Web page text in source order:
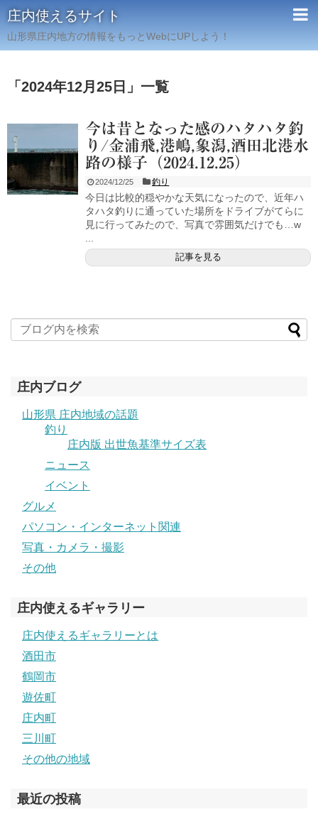
庄内使えるサイト
山形県庄内地方の情報をもっとWebにUPしよう！
「 2024年12月25日 」 一覧
今は昔となった感のハタハタ釣
り/金浦飛,港嶋,象潟,酒田北港水
路の様子（2024.12.25）
2024/12/25 釣り
今日は比較的穏やかな天気になったので、近年ハ
タハタ釣りに通っていた場所をドライブがてらに
見に行ってみたので、写真で雰囲気だけでも…w
記事を見る
庄内ブログ
山形県 庄内地域の話題
釣り
庄内版 出世魚基準サイズ表
ニュース
イベント
グルメ
パソコン・インターネット関連
写真・カメラ・撮影
その他
庄内使えるギャラリー
庄内使えるギャラリーとは
酒田市
鶴岡市
遊佐町
庄内町
三川町
その他の地域
最近の投稿